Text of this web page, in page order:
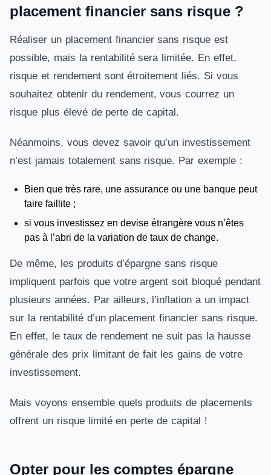
placement financier sans risque ?
Réaliser un placement financier sans risque est
possible, mais la rentabilité sera limitée. En effet,
risque et rendement sont étroitement liés. Si vous
souhaitez obtenir du rendement, vous courrez un
risque plus élevé de perte de capital.
Néanmoins, vous devez savoir qu’un investissement
n’est jamais totalement sans risque. Par exemple :
Bien que très rare, une assurance ou une banque peut
faire faillite ;
si vous investissez en devise étrangère vous n’êtes
pas à l’abri de la variation de taux de change.
De même, les produits d’épargne sans risque
impliquent parfois que votre argent soit bloqué pendant
plusieurs années. Par ailleurs, l’inflation a un impact
sur la rentabilité d’un placement financier sans risque.
En effet, le taux de rendement ne suit pas la hausse
générale des prix limitant de fait les gains de votre
investissement.
Mais voyons ensemble quels produits de placements
offrent un risque limité en perte de capital !
Opter pour les comptes épargne